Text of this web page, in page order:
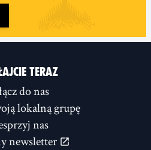
TERAZ
do nas
lokalną grupę
nas
newsletter